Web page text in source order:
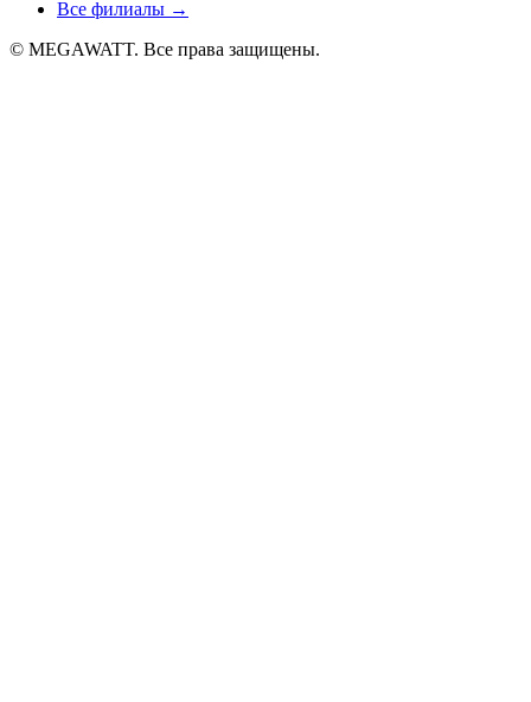
Все филиалы →
© MEGAWATT. Все права защищены.